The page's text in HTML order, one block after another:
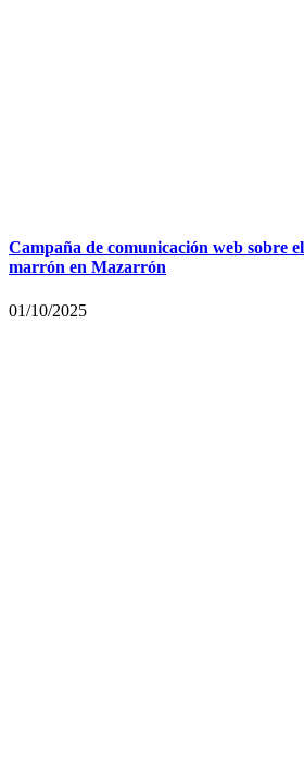
Campaña de comunicación web sobre
marrón en Mazarrón
01/10/2025